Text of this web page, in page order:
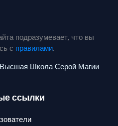
подразумевает, что вы
с правилами.
Школа Серой Магии
ссылки